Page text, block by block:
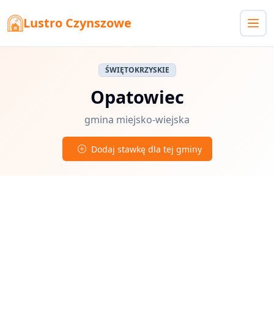
Lustro Czynszowe
ŚWIĘTOKRZYSKIE
Opatowiec
gmina miejsko-wiejska
Dodaj stawkę dla tej gminy